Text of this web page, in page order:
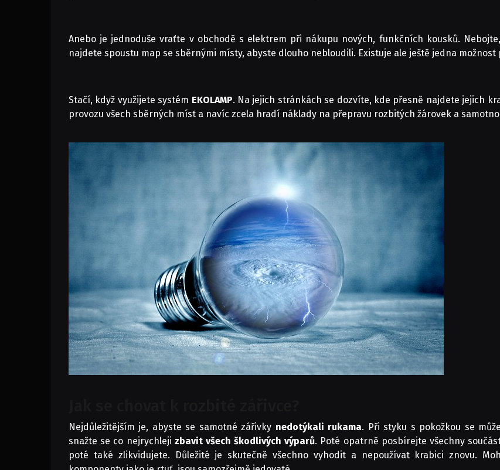
Anebo je jednoduše vraťte v obchodě s elektrem při nákupu nových, funkčních kousků.
najdete spoustu map se sběrnými místy, abyste dlouho nebloudili. Existuje ale ještě jedna
Stačí, když využijete systém EKOLAMP. Na jejich stránkách se dozvíte, kde přesně najdete jejich
provozu všech sběrných míst a navíc zcela hradí náklady na přepravu rozbitých žárovek a
Nejdůležitějším je, abyste se samotné zářivky nedotýkali rukama. Při styku s pokožkou se
snažte se co nejrychleji zbavit všech škodlivých výparů. Poté opatrně posbírejte všechny
poté také zlikvidujete. Důležité je skutečně všechno vyhodit a nepoužívat krabici znovu.